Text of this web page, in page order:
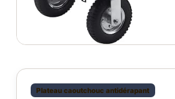
Plateau caoutchouc antidérapant